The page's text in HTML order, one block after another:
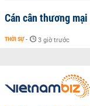
Cán cân thương
THỜI SỰ - 3 giờ trước